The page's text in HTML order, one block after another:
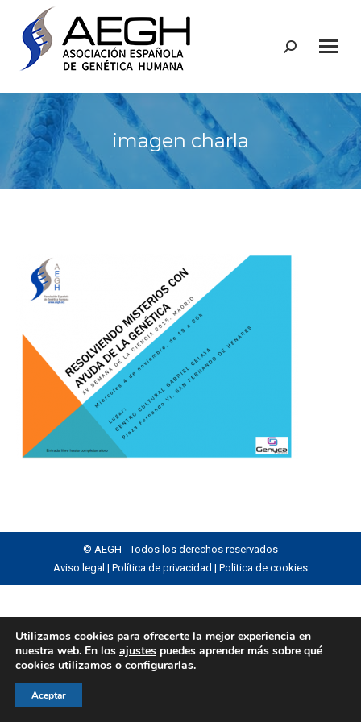
Buscar:
imagen charla
© AEGH - Todos los derechos reservados
Aviso legal | Política de privacidad | Politica de cookies
Utilizamos cookies para ofrecerte la mejor experiencia en
nuestra web. En los ajustes puedes aprender más sobre qué
cookies utilizamos o configurarlas.
Aceptar